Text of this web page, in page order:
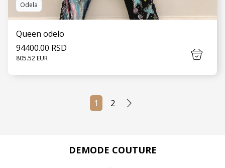
Odela
Queen odelo
94400.00 RSD
805.52 EUR
1 2
DEMODE COUTURE